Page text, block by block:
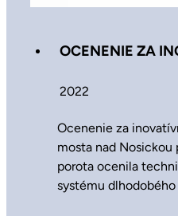
OCENENIE ZA
2022
Ocenenie za
mosta nad Nosickou
porota ocenila
systému